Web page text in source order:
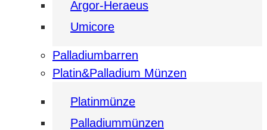
Argor-Heraeus
Umicore
Palladiumbarren
Platin&Palladium Münzen
Platinmünze
Palladiummünzen